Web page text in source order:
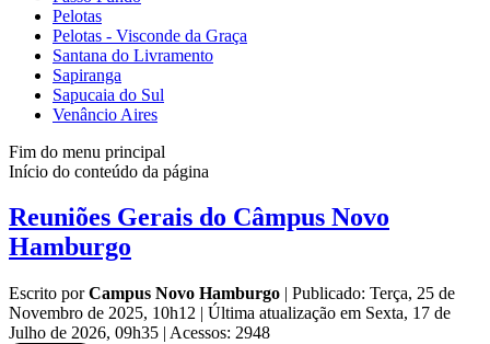
Pelotas
Pelotas - Visconde da Graça
Santana do Livramento
Sapiranga
Sapucaia do Sul
Venâncio Aires
Fim do menu principal
Início do conteúdo da página
Reuniões Gerais do Câmpus Novo
Hamburgo
Escrito porCampus Novo Hamburgo | Publicado: Terça, 25 de
Novembro de 2025, 10h12 | Última atualização em Sexta, 17 de
Julho de 2026, 09h35 | Acessos: 2948